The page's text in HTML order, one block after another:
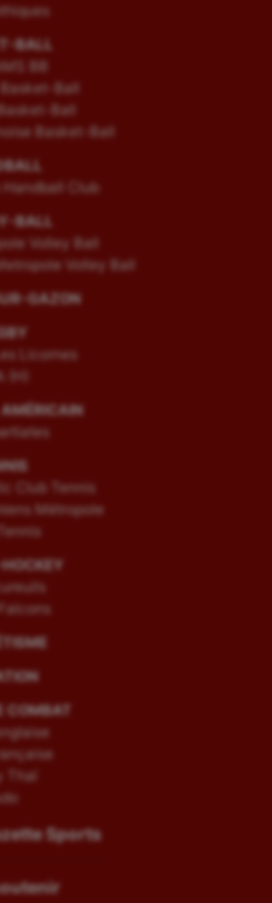
BALL
BB
Ball
Ball
Basket-Ball
Handball Club
BALL
Volley Ball
Volley Ball
GAZON
Licornes
(H)
Club Tennis
Métropole
COMBAT
Thaï
Sports